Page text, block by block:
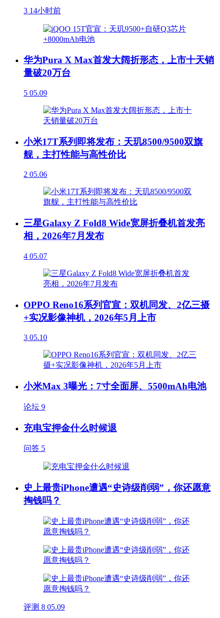
3 14小时前
华为Pura X Max首发大阔折形态，上市十天销
量破20万台
5 05.09
小米17T系列即将发布：天玑8500/9500双旗
舰，主打性能与高性价比
2 05.06
三星Galaxy Z Fold8 Wide宽屏折叠机首发亮
相，2026年7月发布
4 05.07
OPPO Reno16系列官宣：双机同发、2亿三摄
+实况影像神机，2026年5月上市
3 05.10
小米Max 3曝光：7寸全面屏、5500mAh电池
论坛 9
充电宝押金什么时候退
问答 5
史上最贵iPhone遭遇“史诗级削弱”，你还愿意
掏钱吗？
评测 8 05.09